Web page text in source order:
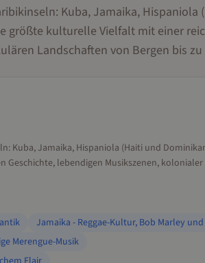
Kuba, Jamaika, Hispaniola
größte kulturelle Vielfalt mit einer
Landschaften von Bergen bis
Kuba, Jamaika, Hispaniola (Haiti und
lebendigen Musikszenen,
Jamaika - Reggae-Kultur, Bob Marley
Merengue-Musik